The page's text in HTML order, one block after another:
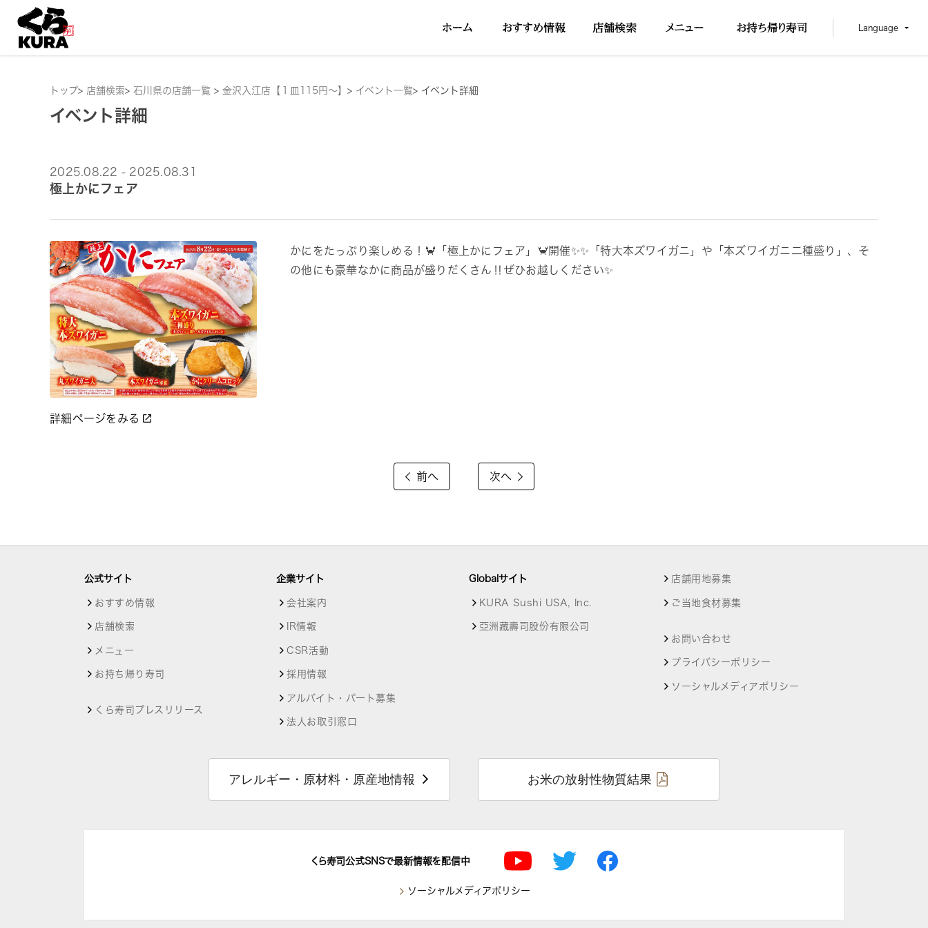
Language
トップ> 店舗検索> 石川県の店舗一覧 > 金沢入江店【１皿115円～】 > イベント一覧> イベント詳細
イベント詳細
2025.08.22 - 2025.08.31
極上かにフェア
詳細ページをみる
かにをたっぷり楽しめる！🦀「極上かにフェア」🦀開催✨✨「特大本ズワイガニ」や「本ズワイガニ二種盛り」、そ
の他にも豪華なかに商品が盛りだくさん‼ぜひお越しください✨
前へ 次へ
公式サイト
おすすめ情報
店舗検索
メニュー
お持ち帰り寿司
くら寿司プレスリリース
企業サイト
会社案内
IR情報
CSR活動
採用情報
アルバイト・パート募集
法人お取引窓口
Globalサイト
KURA Sushi USA, Inc.
亞洲藏壽司股份有限公司
店舗用地募集
ご当地食材募集
お問い合わせ
プライバシーポリシー
ソーシャルメディアポリシー
アレルギー・原材料・原産地情報 お米の放射性物質結果
くら寿司公式SNSで最新情報を配信中
ソーシャルメディアポリシー